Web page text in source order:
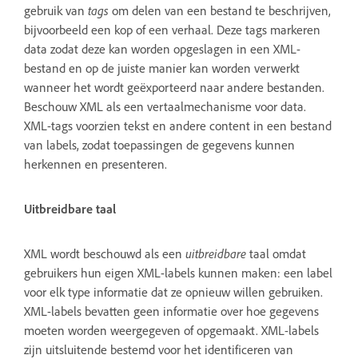
gebruik van tags om delen van een bestand te beschrijven,
bijvoorbeeld een kop of een verhaal. Deze tags markeren
data zodat deze kan worden opgeslagen in een XML-
bestand en op de juiste manier kan worden verwerkt
wanneer het wordt geëxporteerd naar andere bestanden.
Beschouw XML als een vertaalmechanisme voor data.
XML-tags voorzien tekst en andere content in een bestand
van labels, zodat toepassingen de gegevens kunnen
herkennen en presenteren.
Uitbreidbare taal
XML wordt beschouwd als een uitbreidbare taal omdat
gebruikers hun eigen XML-labels kunnen maken: een label
voor elk type informatie dat ze opnieuw willen gebruiken.
XML-labels bevatten geen informatie over hoe gegevens
moeten worden weergegeven of opgemaakt. XML-labels
zijn uitsluitende bestemd voor het identificeren van